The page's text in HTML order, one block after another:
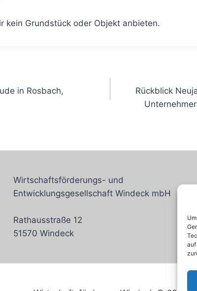
auf
kein Grundstück oder Objekt anbieten.
in Rosbach,
Rückblick
Wirtschaftsförderungs- und
Entwicklungsgesellschaft Windeck mbH
Rathausstraße 12
51570 Windeck